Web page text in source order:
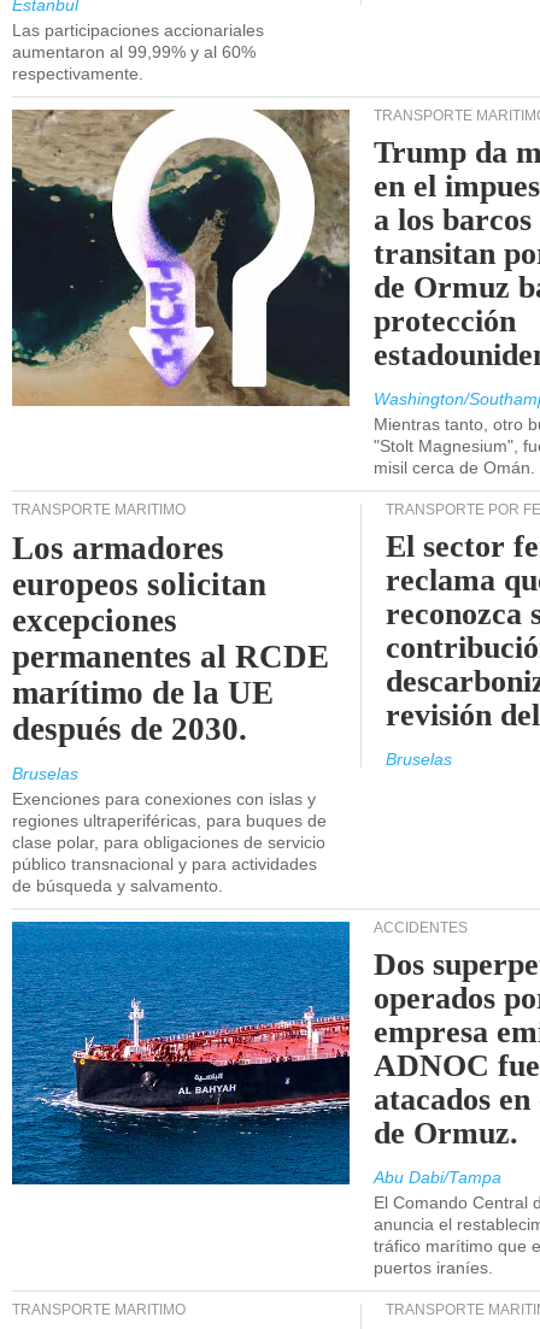
Estanbul
Las participaciones accionariales
aumentaron al 99,99% y al 60%
respectivamente.
TRANSPORTE
Trump da
en el
a los barcos
transitan
de Ormuz
protección
Washington/
Mientras tanto, otro
"Stolt Magnesium",
misil cerca de Omán.
TRANSPORTE MARÍTIMO
Los armadores
europeos solicitan
excepciones
permanentes al RCDE
marítimo de la UE
después de 2030.
Bruselas
Exenciones para conexiones con islas y
regiones ultraperiféricas, para buques de
clase polar, para obligaciones de servicio
público transnacional y para actividades
de búsqueda y salvamento.
TRANSPORTE POR
El sector
reclama
reconozca
revisión
Bruselas
ACCIDENTES
Dos
operados
empresa
ADNOC
atacados
de Ormuz.
Abu Dabi/Tampa
El Comando Central
anuncia el
tráfico marítimo que
puertos iraníes.
TRANSPORTE MARÍTIMO TRANSPORTE